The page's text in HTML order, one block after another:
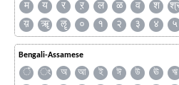
म
य र ऱ ल ळ व श
य़
ॠ ॡ ० १ २ ३ ४ ५
Bengali-Assamese
ঁ ং অ আ ই ঈ উ ঊ ঋ